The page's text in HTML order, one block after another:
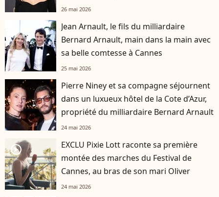
26 mai 2026
Jean Arnault, le fils du milliardaire
Bernard Arnault, main dans la main avec
sa belle comtesse à Cannes
25 mai 2026
Pierre Niney et sa compagne séjournent
dans un luxueux hôtel de la Cote d’Azur,
propriété du milliardaire Bernard Arnault
24 mai 2026
player2
EXCLU Pixie Lott raconte sa première
montée des marches du Festival de
Cannes, au bras de son mari Oliver
24 mai 2026